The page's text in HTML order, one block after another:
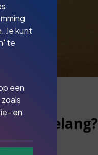
van belang?
Je kunt
te
een
en